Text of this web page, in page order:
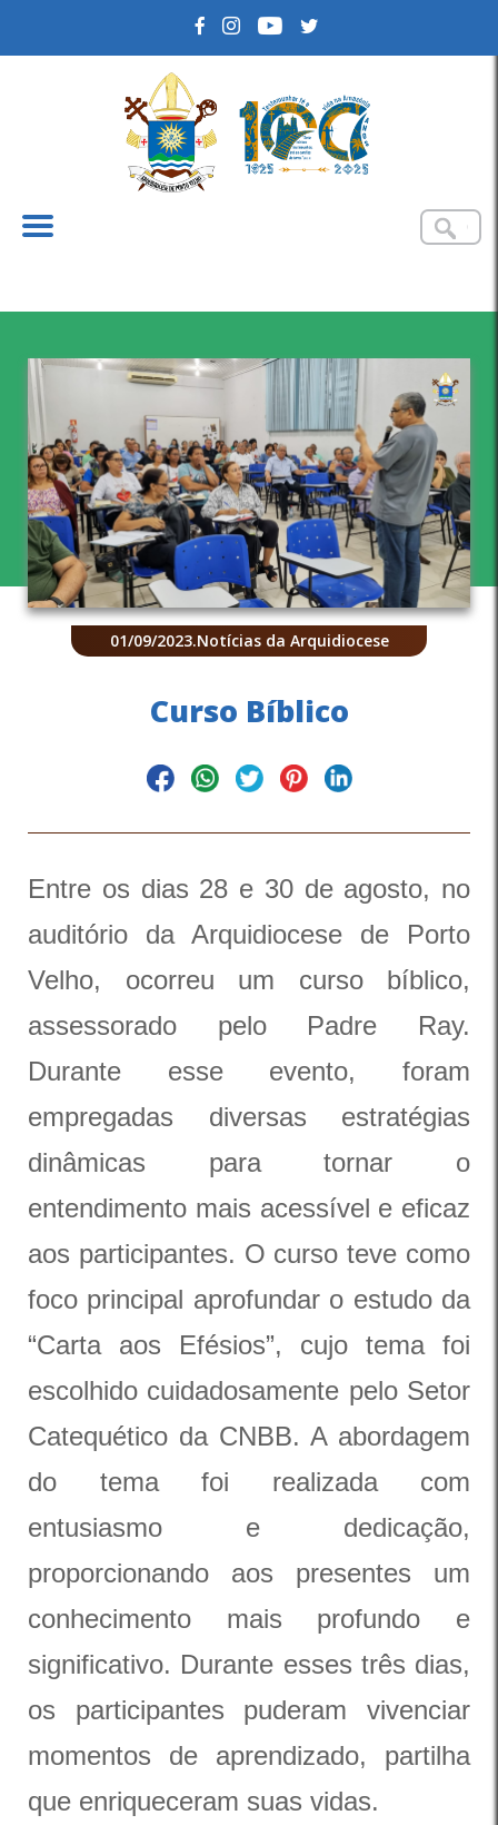
01/09/2023.Notícias da Arquidiocese
Curso Bíblico
Entre os dias 28 e 30 de agosto, no
auditório da Arquidiocese de Porto
Velho, ocorreu um curso bíblico,
assessorado pelo Padre Ray.
Durante esse evento, foram
empregadas diversas estratégias
dinâmicas para tornar o
entendimento mais acessível e eficaz
aos participantes. O curso teve como
foco principal aprofundar o estudo da
“Carta aos Efésios”, cujo tema foi
escolhido cuidadosamente pelo Setor
Catequético da CNBB. A abordagem
do tema foi realizada com
entusiasmo e dedicação,
proporcionando aos presentes um
conhecimento mais profundo e
significativo. Durante esses três dias,
os participantes puderam vivenciar
momentos de aprendizado, partilha
que enriqueceram suas vidas.